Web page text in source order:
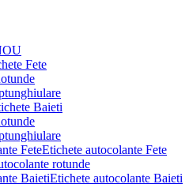
Fete
Baieti
Etichete autocolante Fete
rotunde
Etichete autocolante Baieti